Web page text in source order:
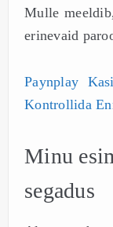
Mulle
erinevaid
Paynplay
Kontrollida
Minu
segadus